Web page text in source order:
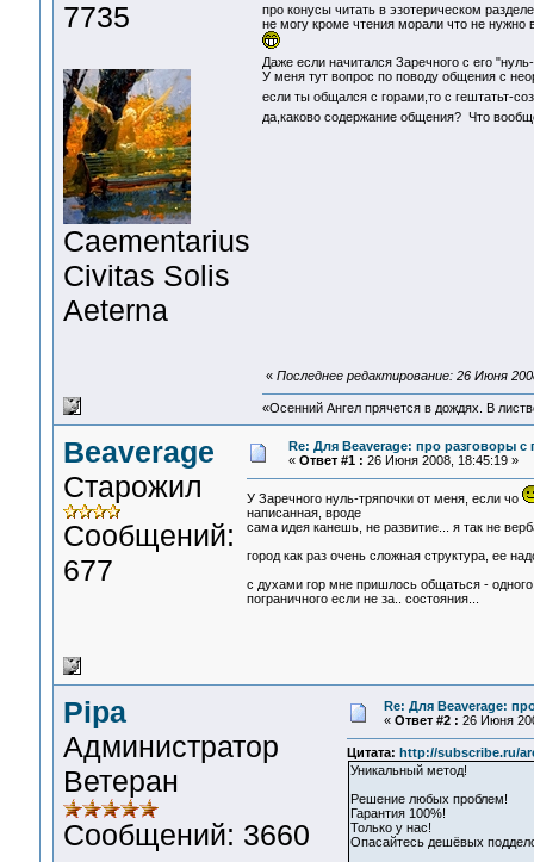
7735
Сaementarius
Civitas Solis
Aeterna
про конусы читать в эзотерическом
не могу кроме чтения морали что не
Даже если начитался Заречного с его
У меня тут вопрос по поводу общения с
если ты общался с горами,то с гештатьт-
да,каково содержание общения? Что
« Последнее редактирование: 26 Июня
«Осенний Ангел прячется в дождях. В
Beaverage
Старожил
Сообщений:
677
Re: Для Beaverage: про разговоры с
« Ответ #1 : 26 Июня 2008, 18:45:19 »
У Заречного нуль-тряпочки от меня, если чо
написанная, вроде
сама идея канешь, не развитие... я так не
город как раз очень сложная структура, ее
с духами гор мне пришлось общаться -
пограничного если не за.. состояния...
Pipa
Администратор
Ветеран
Сообщений: 3660
Re: Для Beaverage:
« Ответ #2 : 26 Июня
Цитата: http://subscribe.ru/
Уникальный метод!
Решение любых проблем!
Гарантия 100%!
Только у нас!
Опасайтесь дешёвых